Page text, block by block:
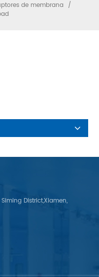
de membrana /
District,Xiamen,